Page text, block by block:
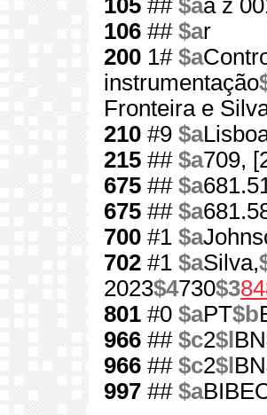
105 ## $aa z
106 ## $ar
200 1# $a
instrumentação
Fronteira e
210 #9 $a
215 ## $a709,
675 ## $a
675 ## $a
700 #1 $a
702 #1 $aSilva,
2023$4730$3
801 #0 $aPT$b
966 ## $c2$l BN
966 ## $c2$l BN
997 ## $a